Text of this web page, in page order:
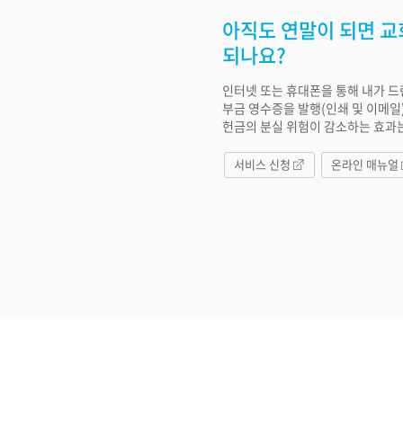
아직도 연말이 되면
되나요?
인터넷 또는 휴대폰을 통해 내가
부금 영수증을 발행(인쇄 및 이메
헌금의 분실 위험이 감소하는 효과
서비스 신청 온라인 매뉴얼